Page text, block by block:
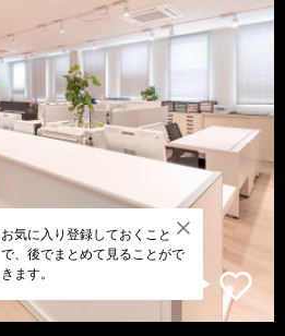
お気に入り登録しておくこと
で、後でまとめて見ることがで
きます。